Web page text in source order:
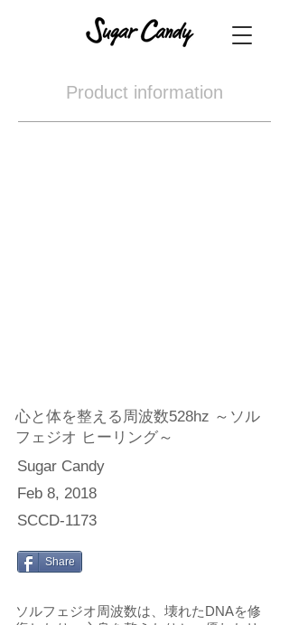
Product information
心と体を整える周波数528hz ～ソル
フェジオ ヒーリング～
Sugar Candy
Feb 8, 2018
SCCD-1173
Share
ソルフェジオ周波数は、壊れたDNAを修